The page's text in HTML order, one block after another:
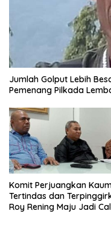
Jumlah Golput Lebih
Pemenang Pilkada
Komit Perjuangkan
Tertindas dan
Roy Rening Maju Jadi